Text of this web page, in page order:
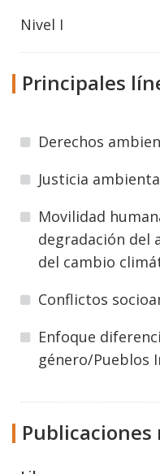
Nivel I
Principales
Derechos
Justicia
Movilidad
degradación del
del cambio
Conflictos
Enfoque
género/Pueblos